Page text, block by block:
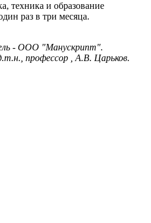
техника и образование
раз в три месяца.
- ООО "Манускрипт".
профессор , А.В. Царьков.